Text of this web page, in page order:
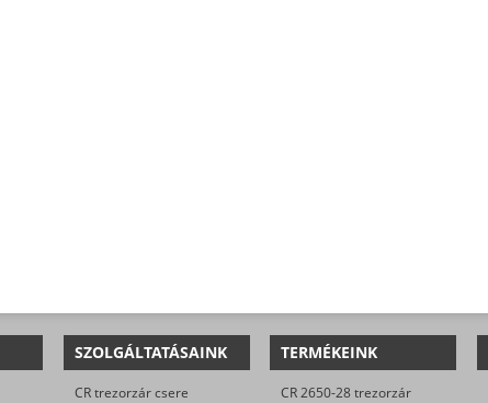
SZOLGÁLTATÁSAINK
CR trezorzár csere
TERMÉKEINK
CR 2650-28 trezorzár